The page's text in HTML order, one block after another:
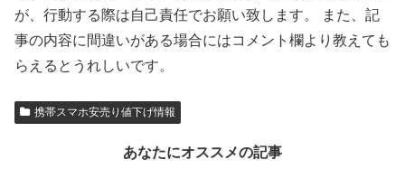
が、行動する際は自己責任でお願い致します。 また、記
事の内容に間違いがある場合にはコメント欄より教えても
らえるとうれしいです。
携帯スマホ安売り値下げ情報
あなたにオススメの記事